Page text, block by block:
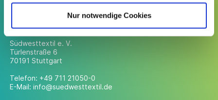
Nur notwendige Cookies
Südwesttextil e. V.
Türlenstraße 6
70191 Stuttgart
Telefon: +49 711 21050-0
E-Mail: info@suedwesttextil.de